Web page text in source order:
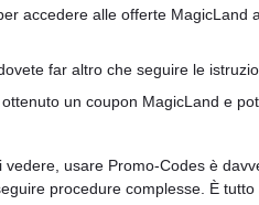
accedere alle offerte MagicLand
far altro che seguire le
un coupon MagicLand e
usare Promo-Codes è
procedure complesse. È